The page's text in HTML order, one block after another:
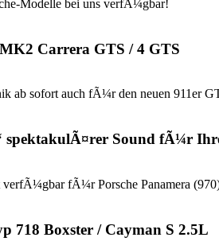
Modelle bei uns verfÃ¼gbar!
Carrera GTS / 4 GTS
ab sofort auch fÃ¼r den neuen 911er
spektakulÃ¤rer Sound fÃ¼r
verfÃ¼gbar fÃ¼r Porsche Panamera
718 Boxster / Cayman S 2.5L